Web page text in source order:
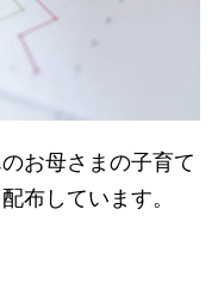
お母さまの子育て
布しています。